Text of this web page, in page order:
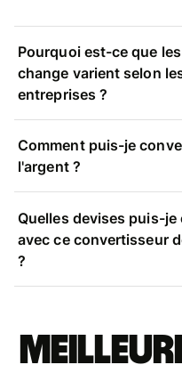
Pourquoi est-ce que
change varient selon
entreprises ?
Comment puis-je
l'argent ?
Quelles devises puis-
avec ce convertisseur
?